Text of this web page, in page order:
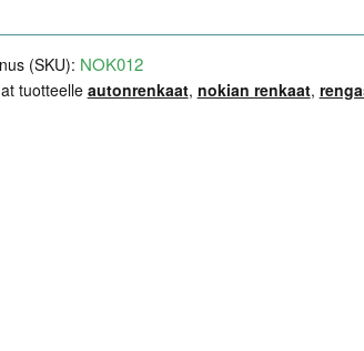
(SKU): NOK012
tuotteelleautonrenkaat, nokian renkaat,